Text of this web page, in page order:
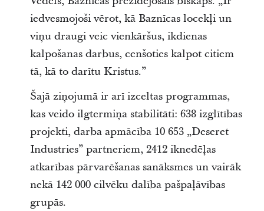
iedvesmojoši vērot, kā Baznīcas locekļi un
viņu draugi veic vienkāršus, ikdienas
kalpošanas darbus, cenšoties kalpot citiem
tā, kā to darītu Kristus.”
Šajā ziņojumā ir arī izceltas programmas,
kas veido ilgtermiņa stabilitāti: 638 izglītības
projekti, darba apmācība 10 653 „Deseret
Industries” partneriem, 2412 iknedēļas
atkarības pārvarēšanas sanāksmes un vairāk
nekā 142 000 cilvēku dalība pašpaļāvības
grupās.